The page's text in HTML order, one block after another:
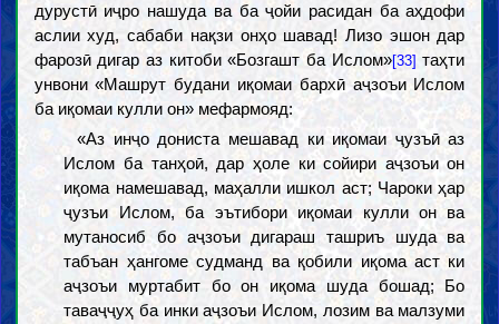
дурустӣ иҷро нашуда ва ба ҷойи расидан ба аҳдофи
аслии худ, сабаби нақзи онҳо шавад! Лизо эшон дар
фарозӣ дигар аз китоби «Бозгашт ба Ислом»[33] таҳти
унвони «Машрут будани иқомаи бархӣ аҷзоъи Ислом
ба иқомаи кулли он» мефармояд:
«Аз инҷо дониста мешавад ки иқомаи ҷузъӣ аз
Ислом ба танҳоӣ, дар ҳоле ки сойири аҷзоъи он
иқома намешавад, маҳалли ишкол аст; Чароки ҳар
ҷузъи Ислом, ба эътибори иқомаи кулли он ва
мутаносиб бо аҷзоъи дигараш ташриъ шуда ва
табъан ҳангоме судманд ва қобили иқома аст ки
аҷзоъи муртабит бо он иқома шуда бошад; Бо
таваҷҷуҳ ба инки аҷзоъи Ислом, лозим ва малзуми